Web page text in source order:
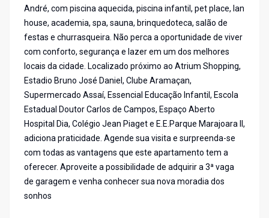
André, com piscina aquecida, piscina infantil, pet place, lan
house, academia, spa, sauna, brinquedoteca, salão de
festas e churrasqueira. Não perca a oportunidade de viver
com conforto, segurança e lazer em um dos melhores
locais da cidade. Localizado próximo ao Atrium Shopping,
Estadio Bruno José Daniel, Clube Aramaçan,
Supermercado Assaí, Essencial Educação Infantil, Escola
Estadual Doutor Carlos de Campos, Espaço Aberto
Hospital Dia, Colégio Jean Piaget e E.E.Parque Marajoara II,
adiciona praticidade. Agende sua visita e surpreenda-se
com todas as vantagens que este apartamento tem a
oferecer. Aproveite a possibilidade de adquirir a 3ª vaga
de garagem e venha conhecer sua nova moradia dos
sonhos